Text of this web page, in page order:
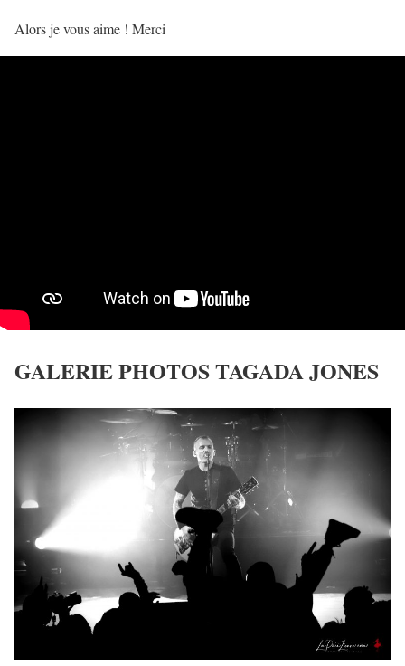
Alors je vous aime ! Merci
GALERIE PHOTOS TAGADA JONES